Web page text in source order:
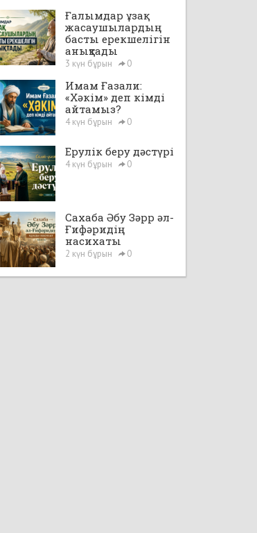
Ғалымдар ұзақ
жасаушылардың
басты ерекшелігін
анықтады
3 күн бұрын 0
Имам Ғазали:
«Хәкім» деп кімді
айтамыз?
4 күн бұрын 0
Ерулік беру дәстүрі
4 күн бұрын 0
Сахаба Әбу Зәрр әл-
Ғифәридің
насихаты
2 күн бұрын 0